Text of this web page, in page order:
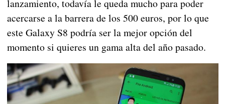
lanzamiento, todavía le queda mucho para poder
acercarse a la barrera de los 500 euros, por lo que
este Galaxy S8 podría ser la mejor opción del
momento si quieres un gama alta del año pasado.